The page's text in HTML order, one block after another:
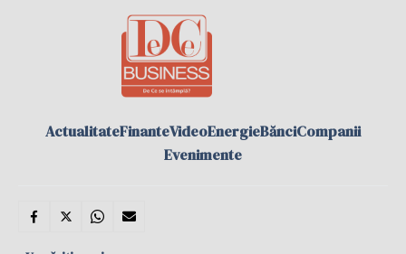
ActualitateFinanteVideoEnergieBănciCompanii
Evenimente